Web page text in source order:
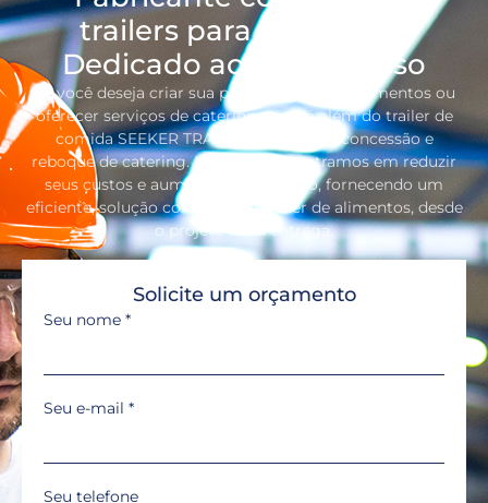
trailers para alimentos,
Dedicado ao seu sucesso
Se você deseja criar sua própria marca de alimentos ou
oferecer serviços de catering, não vá além do trailer de
comida SEEKER TRAILER,reboque de concessão e
reboque de catering. Nós nos concentramos em reduzir
seus custos e aumentar seu retorno, fornecendo um
eficiente, solução completa de trailer de alimentos, desde
o projeto até a entrega.
Solicite um orçamento
Seu nome *
Seu e-mail *
Seu telefone